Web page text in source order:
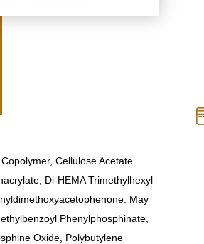
Cellulose Acetate
Di-HEMA Trimethylhexyl
May
Phenylphosphinate,
Oxide, Polybutylene